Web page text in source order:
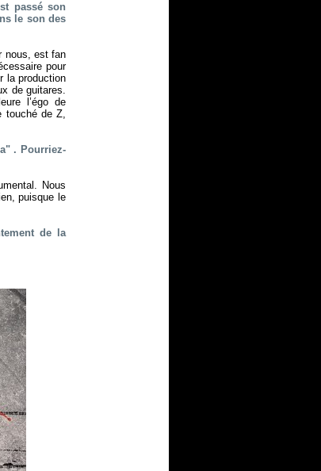
passé son
le son des
nous, est fan
pour
la production
de guitares.
l’égo de
touché de Z,
. Pourriez-
Nous
puisque le
de la